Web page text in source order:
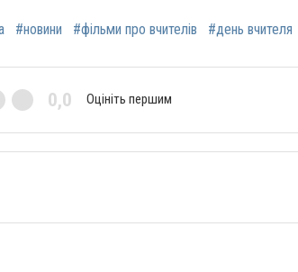
#новини #фільми про вчителів #день вчителя
0,0 Оцініть першим